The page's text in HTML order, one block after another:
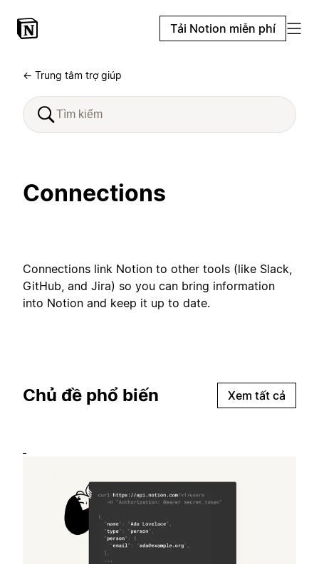
Tải Notion miễn phí
← Trung tâm trợ giúp
Connections
Connections link Notion to other tools (like Slack,
GitHub, and Jira) so you can bring information
into Notion and keep it up to date.
Chủ đề phổ biến Xem tất cả